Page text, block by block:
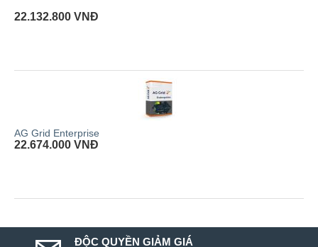
22.132.800 VNĐ
AG Grid Enterprise
22.674.000 VNĐ
ĐỘC QUYỀN GIẢM GIÁ